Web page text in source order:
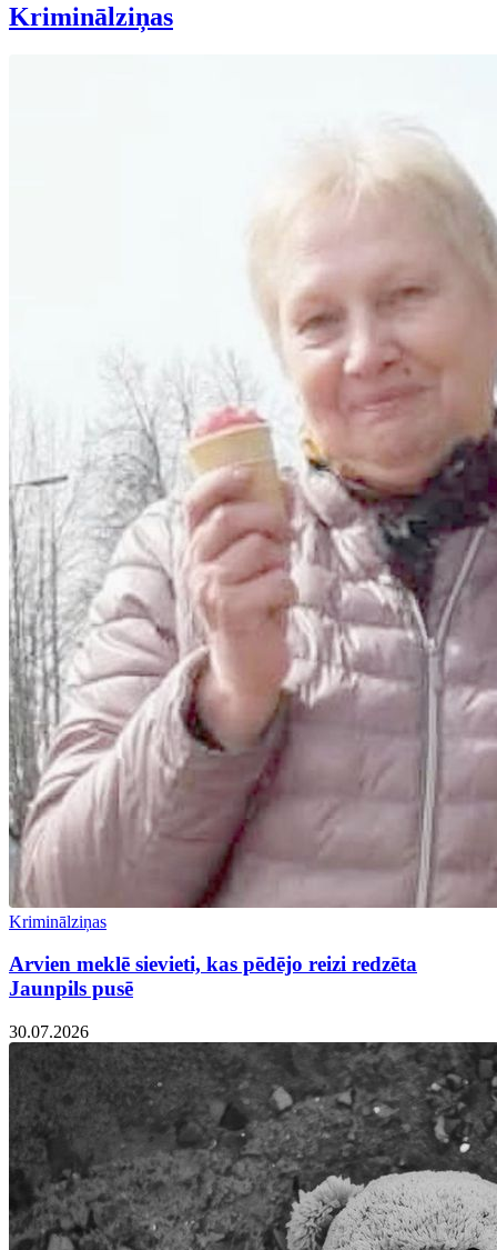
Kriminālziņas
Kriminālziņas
Arvien meklē sievieti, kas pēdējo reizi redzēta
Jaunpils pusē
30.07.2026